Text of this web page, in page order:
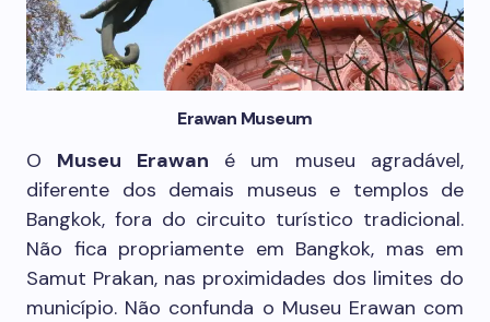
Erawan Museum
O Museu Erawan é um museu agradável,
diferente dos demais museus e templos de
Bangkok, fora do circuito turístico tradicional.
Não fica propriamente em Bangkok, mas em
Samut Prakan, nas proximidades dos limites do
município. Não confunda o Museu Erawan com